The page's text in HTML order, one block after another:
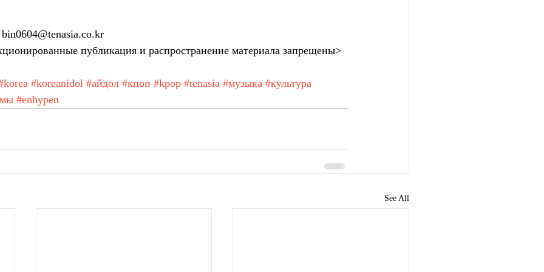
публикация и распространение материала запрещены>
#koreanidol #айдол #кпоп #kpop #tenasia #музыка #культура
#enhypen
See All